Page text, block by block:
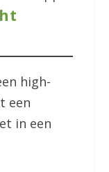
high-
een
in een